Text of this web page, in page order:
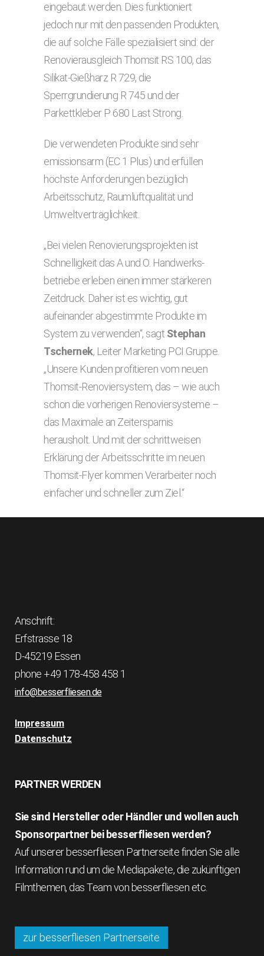
eingebaut wer­den. Dies funktioniert
jedoch nur mit den passenden Produkten,
die auf solche Fälle spezialisiert sind: der
Renovierausgleich Thomsit RS 100, das
Silikat-Gießharz R 729, die
Sperrgrundierung R 745 und der
Parkettkleber P 680 Last Strong.
Die verwendeten Produkte sind sehr
emissionsarm (EC 1 Plus) und erfüllen
höchste Anforderungen bezüglich
Arbeitsschutz, Raumluftqualität und
Umwelt­verträglichkeit.
„Bei vielen Renovierungsprojekten ist
Schnelligkeit das A und O. Handwerks­
betriebe erleben einen immer stärkeren
Zeitdruck. Daher ist es wichtig, gut
aufeinander abgestimmte Produkte im
System zu verwenden“, sagt Stephan
Tschernek, Leiter Marketing PCI Gruppe.
„Unsere Kunden profitieren vom neuen
Thomsit-Renoviersystem, das – wie auch
schon die vorherigen Reno­viersysteme –
das Maximale an Zeitersparnis
herausholt. Und mit der schritt­weisen
Erklärung der Arbeitsschritte im neuen
Thomsit-Flyer kommen Verar­beiter noch
einfacher und schneller zum Ziel.“
Anschrift:
Erfstrasse 18
D-45219 Essen
phone +49 178-458 458 1
info@besserfliesen.de
Impressum
Datenschutz
PARTNER WERDEN
Sie sind Hersteller oder Händler und wollen auch
Sponsorpartner bei besserfliesen werden?
Auf unserer besserfliesen Partnerseite finden Sie alle
Information rund um die Mediapakete, die zukünftigen
Filmthemen, das Team von besserfliesen etc.
zur besserfliesen Partnerseite